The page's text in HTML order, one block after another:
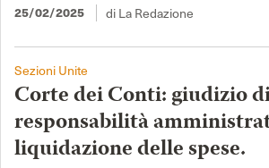
25/02/2025 di La Redazione
Sezioni Unite
Corte dei Conti: giudizio
responsabilità
liquidazione delle spese.